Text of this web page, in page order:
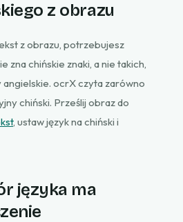
z obrazu
z obrazu, potrzebujesz
zna chińskie znaki, a nie takich,
angielskie. ocrX czyta zarówno
chiński. Prześlij obraz do
, ustaw język na chiński i
języka ma